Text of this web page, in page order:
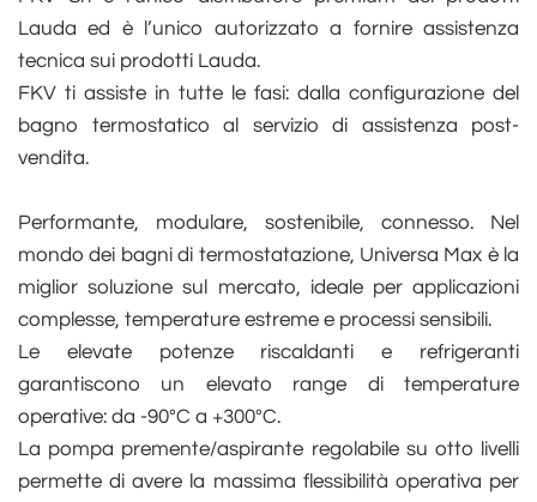
Lauda ed è l’unico autorizzato a fornire assistenza
tecnica sui prodotti Lauda.
FKV ti assiste in tutte le fasi: dalla configurazione del
bagno termostatico al servizio di assistenza post-
vendita.
Performante, modulare, sostenibile, connesso. Nel
mondo dei bagni di termostatazione, Universa Max è la
miglior soluzione sul mercato, ideale per applicazioni
complesse, temperature estreme e processi sensibili.
Le elevate potenze riscaldanti e refrigeranti
garantiscono un elevato range di temperature
operative: da -90°C a +300°C.
La pompa premente/aspirante regolabile su otto livelli
permette di avere la massima flessibilità operativa per